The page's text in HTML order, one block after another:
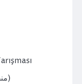
Mansour As-Salimi (منصور السالمي)